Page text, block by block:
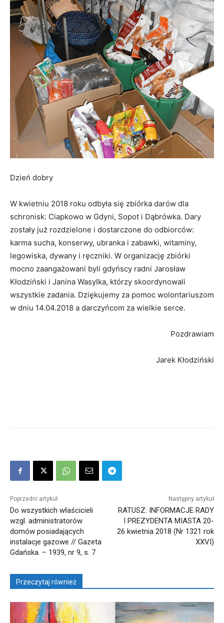
Dzień dobry
W kwietniu 2018 roku odbyła się zbiórka darów dla
schronisk: Ciapkowo w Gdyni, Sopot i Dąbrówka. Dary
zostały już rozdzielone i dostarczone do odbiorców:
karma sucha, konserwy, ubranka i zabawki, witaminy,
legowiska, dywany i ręczniki. W organizację zbiórki
mocno zaangażowani byli gdyńscy radni Jarosław
Kłodziński i Janina Wasylka, którzy skoordynowali
wszystkie zadania. Dziękujemy za pomoc wolontariuszom
w dniu 14.04.2018 a darczyńcom za wielkie serce.
Pozdrawiam
Jarek Kłodziński
Poprzedni artykuł
Do wszystkich właścicieli
wzgl. administratorów
domów posiadających
instalacje gazowe // Gazeta
Gdańska. – 1939, nr 9, s. 7
Następny artykuł
RATUSZ: INFORMACJE RADY
I PREZYDENTA MIASTA 20-
26 kwietnia 2018 (Nr 1321 rok
XXVI)
Przeczytaj również